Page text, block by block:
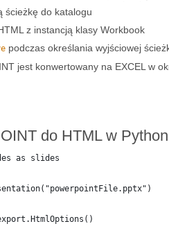
ścieżkę do katalogu
z instancją klasy Workbook
podczas określania wyjściowej
jest konwertowany na EXCEL w
do HTML w
as slides